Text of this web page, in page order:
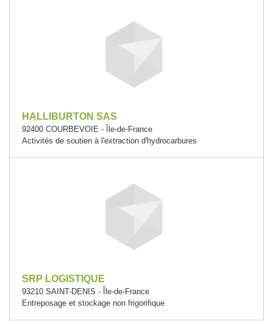
HALLIBURTON SAS
92400 COURBEVOIE - Île-de-France
Activités de soutien à l'extraction d'hydrocarbures
SRP LOGISTIQUE
93210 SAINT-DENIS - Île-de-France
Entreposage et stockage non frigorifique